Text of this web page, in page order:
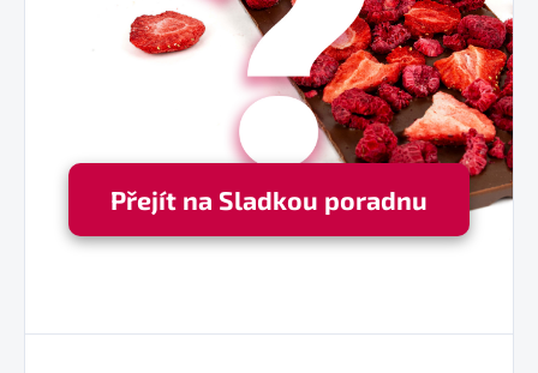
Přejít na Sladkou poradnu